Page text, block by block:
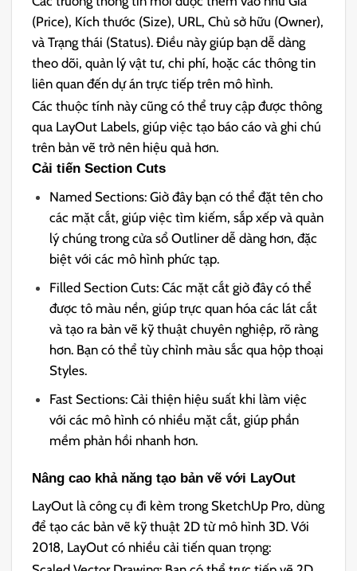
(Price), Kích thước (Size), URL, Chủ sở hữu (Owner),
và Trạng thái (Status). Điều này giúp bạn dễ dàng
theo dõi, quản lý vật tư, chi phí, hoặc các thông tin
liên quan đến dự án trực tiếp trên mô hình.
Các thuộc tính này cũng có thể truy cập được thông
qua LayOut Labels, giúp việc tạo báo cáo và ghi chú
trên bản vẽ trở nên hiệu quả hơn.
Cải tiến Section Cuts
Named Sections: Giờ đây bạn có thể đặt tên cho
các mặt cắt, giúp việc tìm kiếm, sắp xếp và quản
lý chúng trong cửa sổ Outliner dễ dàng hơn, đặc
biệt với các mô hình phức tạp.
Filled Section Cuts: Các mặt cắt giờ đây có thể
được tô màu nền, giúp trực quan hóa các lát cắt
và tạo ra bản vẽ kỹ thuật chuyên nghiệp, rõ ràng
hơn. Bạn có thể tùy chỉnh màu sắc qua hộp thoại
Styles.
Fast Sections: Cải thiện hiệu suất khi làm việc
với các mô hình có nhiều mặt cắt, giúp phần
mềm phản hồi nhanh hơn.
Nâng cao khả năng tạo bản vẽ với LayOut
LayOut là công cụ đi kèm trong SketchUp Pro, dùng
để tạo các bản vẽ kỹ thuật 2D từ mô hình 3D. Với
2018, LayOut có nhiều cải tiến quan trọng: